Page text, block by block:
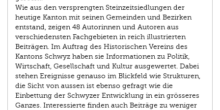
Wie aus den versprengten Steinzeitsiedlungen der
heutige Kanton mit seinen Gemeinden und Bezirken
entstand, zeigen 48 Autorinnen und Autoren aus
verschiedensten Fachgebieten in reich illustrierten
Beiträgen. Im Auftrag des Historischen Vereins des
Kantons Schwyz haben sie Informationen zu Politik,
Wirtschaft, Gesellschaft und Kultur ausgewertet. Dabei
stehen Ereignisse genauso im Blickfeld wie Strukturen,
die Sicht von aussen ist ebenso gefragt wie die
Einbettung der Schwyzer Entwicklung in ein grösseres
Ganzes. Interessierte finden auch Beiträge zu weniger